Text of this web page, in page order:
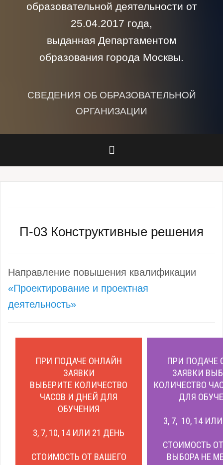
образовательной деятельности от
25.04.2017 года,
выданная Департаментом
образования города Москвы.
СВЕДЕНИЯ ОБ ОБРАЗОВАТЕЛЬНОЙ
ОРГАНИЗАЦИИ
П-03 Конструктивные решения
Направление повышения квалификации
«Проектирование и проектная
деятельность»
ПРИ ПОДАЧЕ ОНЛАЙН
ЗАЯВКИ
ВЫБЕРИТЕ КОЛИЧЕСТВО
ЧАСОВ И ДНЕЙ ДЛЯ
ОБУЧЕНИЯ
3, 7, 10, 14 ИЛИ 21 ДЕНЬ
СТОИМОСТЬ ОТ ВАШЕГО
ПРИ ПОДАЧЕ
ЗАЯВКИ
КОЛИЧЕСТВО
ДЛЯ
3, 7, 10, 14
СТОИМОСТЬ
ВЫБОРА НЕ